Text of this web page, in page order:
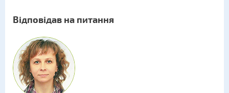
Відповідав на питання